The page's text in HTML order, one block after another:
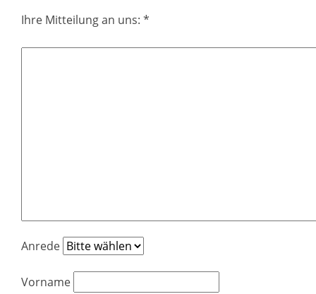
Ihre Mitteilung an uns: *
Anrede
Vorname